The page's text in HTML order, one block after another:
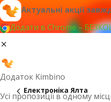
Актуальні акції
Додати в Chrome –
Додаток Kimbino
Усі пропозиції в одному місці
Електроніка Ялта